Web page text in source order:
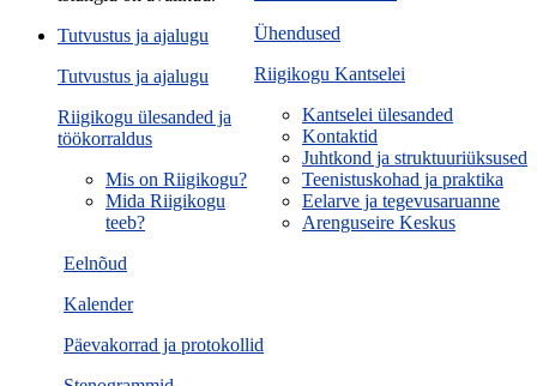
Ühendused
Riigikogu Kantselei
Kantselei ülesanded
Kontaktid
Juhtkond ja struktuuriüksused
Teenistuskohad ja praktika
Eelarve ja tegevusaruanne
Arenguseire Keskus
Eelnõud
Kalender
Päevakorrad ja protokollid
Tutvustus ja ajalugu
Tutvustus ja ajalugu
Riigikogu ülesanded ja
töökorraldus
Mis on Riigikogu?
Mida Riigikogu
teeb?